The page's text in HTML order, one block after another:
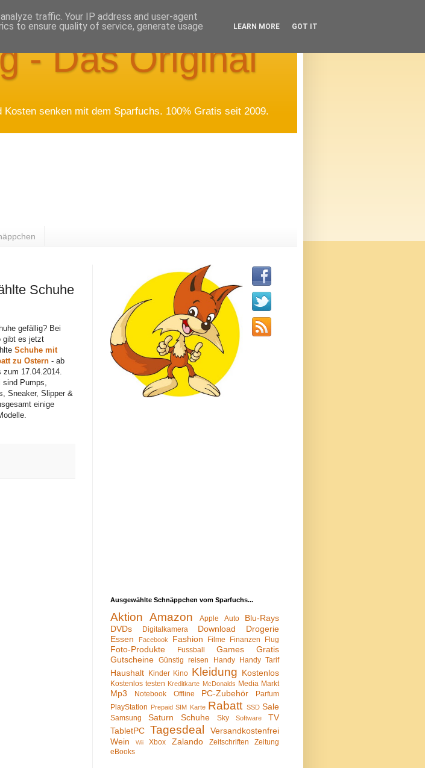
- Das Original
senken mit dem Sparfuchs. 100% Gratis seit 2009.
Schuhe
gefällig? Bei
gibt es jetzt
Schuhe mit
zu Ostern - ab
zum 17.04.2014.
sind Pumps,
Sneaker, Slipper &
einige
Ausgewählte Schnäppchen vom Sparfuchs...
Aktion Amazon Apple Auto
Blu-Rays
DVDs
Digitalkamera Download
Drogerie
Essen
Facebook Fashion Filme Finanzen Flug
Foto-Produkte Fussball Games
Gratis
Gutscheine Günstig reisen Handy Handy Tarif
Haushalt Kinder Kino Kleidung Kostenlos
Kostenlos testen Kreditkarte McDonalds Media Markt
Mp3 Notebook Offline PC-Zubehör
Parfum
PlayStation Prepaid SIM Karte Rabatt SSD Sale
Samsung Saturn Schuhe Sky Software
TV
TabletPC Tagesdeal
Versandkostenfrei
Wein
Wii Xbox Zalando Zeitschriften
Zeitung
eBooks
traffic. Your IP address and user-agent
to ensure quality of service, generate usage
LEARN MORE GOT IT